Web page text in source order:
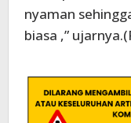
nyaman
biasa ,”